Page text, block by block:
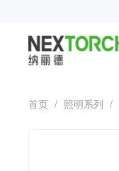
首页 / 照明系列 /